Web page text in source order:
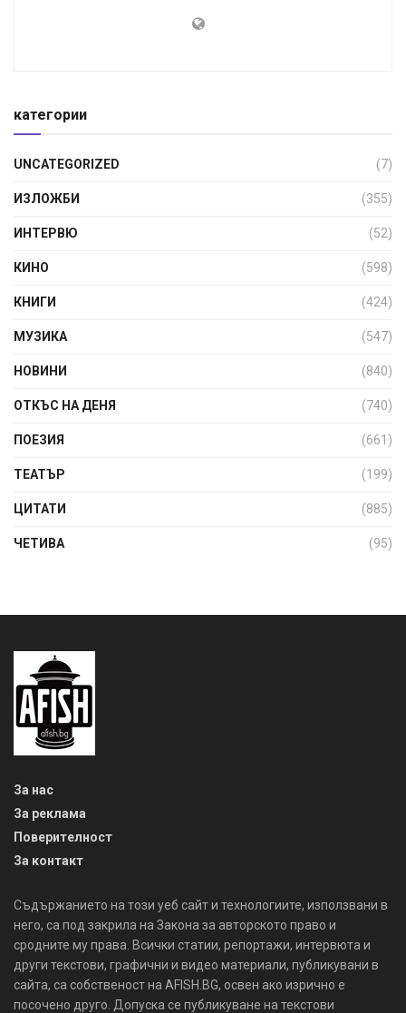
категории
UNCATEGORIZED (7)
ИЗЛОЖБИ (355)
ИНТЕРВЮ (52)
КИНО (598)
КНИГИ (424)
МУЗИКА (547)
НОВИНИ (840)
ОТКЪС НА ДЕНЯ (740)
ПОЕЗИЯ (661)
ТЕАТЪР (199)
ЦИТАТИ (885)
ЧЕТИВА (95)
За нас
За реклама
Поверителност
За контакт
Съдържанието на този уеб сайт и технологиите, използвани в
него, са под закрила на Закона за авторското право и
сродните му права. Всички статии, репортажи, интервюта и
други текстови, графични и видео материали, публикувани в
сайта, са собственост на AFISH.BG, освен ако изрично е
посочено друго. Допуска се публикуване на текстови